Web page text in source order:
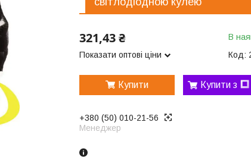
321,43 ₴
Показати оптові ціни
В
Код:
Купити Купити з
+380 (50) 010-21-56
Менеджер